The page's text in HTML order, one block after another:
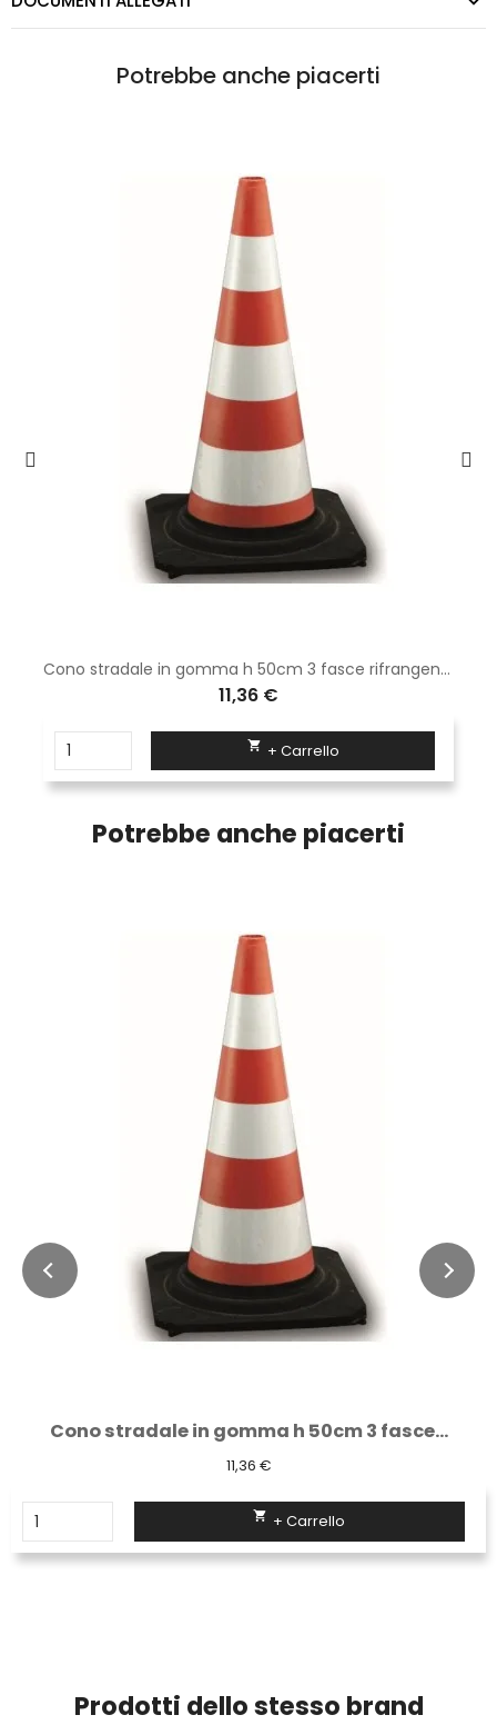
Potrebbe anche piacerti
Cono stradale in gomma h 50cm 3 fasce rifrangenti classe 1
11,36 €
 + Carrello
Potrebbe anche piacerti
Delineatore di margine 1g 2a 7x10 cm...
4,06 €
 + Carrello
Prodotti dello stesso brand